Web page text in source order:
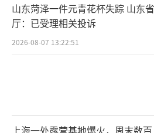
山东菏泽一件元青花杯失踪 山东
厅：已受理相关投诉
2026-08-07 13:22:51